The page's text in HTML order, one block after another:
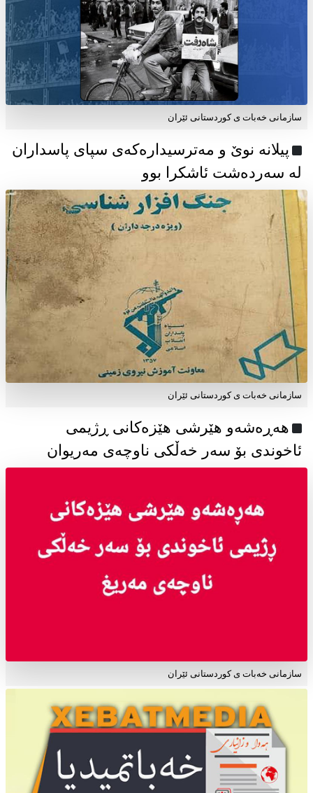
سازمانی خەبات ی كوردستانی ئێران
پیلانە نوێ و مەترسیدارەکەی سپای پاسداران
لە سەردەشت ئاشکرا بوو
سازمانی خەبات ی كوردستانی ئێران
هەڕەشەو هێرشی هێزەکانی ڕژیمی
ئاخوندی بۆ سەر خەڵکی ناوچەی مەریوان
سازمانی خەبات ی کوردستانی ئێران